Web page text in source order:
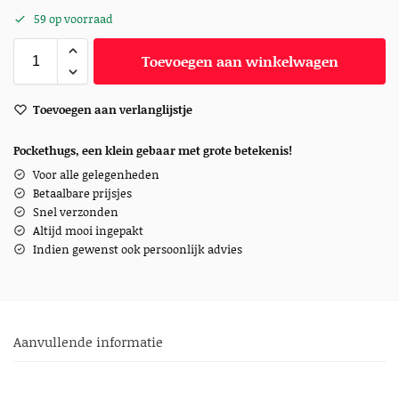
59 op voorraad
Toevoegen aan winkelwagen
Toevoegen aan verlanglijstje
Pockethugs, een klein gebaar met grote betekenis!
Voor alle gelegenheden
Betaalbare prijsjes
Snel verzonden
Altijd mooi ingepakt
Indien gewenst ook persoonlijk advies
Aanvullende informatie